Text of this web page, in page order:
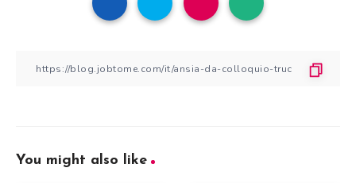
You might also like